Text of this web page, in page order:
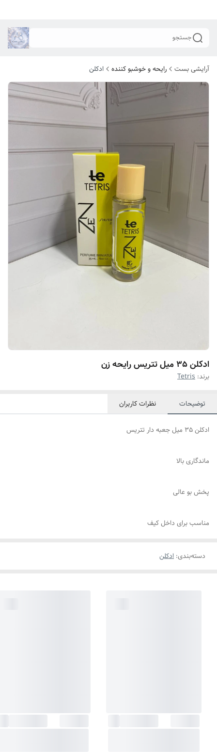
جستجو
آرایشی بست رایحه و خوشبو کننده ادکلن
ادکلن 35 میل تتریس رایحه زن
برند: Tetris
توضیحات نظرات کاربران
ادکلن 35 میل جعبه دار تتریس
ماندگاری بالا
پخش بو عالی
مناسب برای داخل کیف
دسته‌بندی: ادکلن